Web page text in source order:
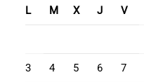
L M X J V
3 4 5 6 7